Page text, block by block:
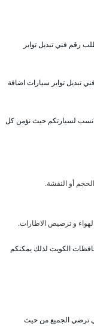
رقم فني تبديل تواير
تبديل تواير سيارات اضافة
لسيارتكم حيث نؤمن كل
أو النقشة.
و ترصيص الاطارات.
الكويت لذلك يمكنكم
ترضي الجميع من حيث